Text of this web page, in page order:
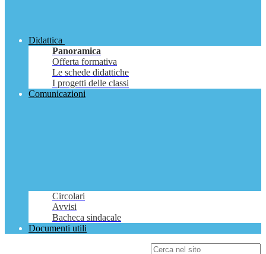
Didattica
Panoramica
Offerta formativa
Le schede didattiche
I progetti delle classi
Comunicazioni
Circolari
Avvisi
Bacheca sindacale
Documenti utili